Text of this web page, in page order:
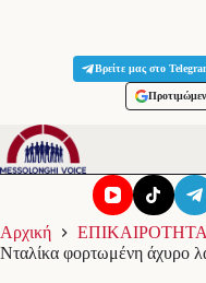
Βρείτε μας στο
Αρχική
ΕΠΙΚΑΙΡΟΤΗΤΑ
Νταλίκα φορτωμένη άχυρο